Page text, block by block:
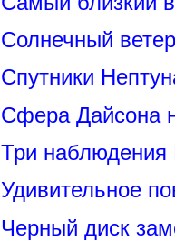
Солнечный
Спутники
Сфера Дайсона
Три
Удивительное
Черный диск